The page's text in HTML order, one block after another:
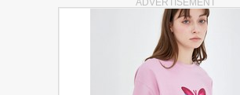
ADVERTISEMENT